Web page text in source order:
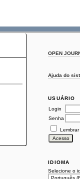
OPEN
Ajuda do
USUÁRIO
Login
Senha
IDIOMA
Selecione o